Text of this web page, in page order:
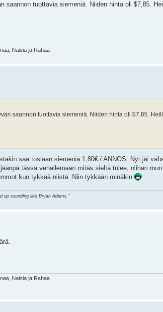
saannon tuottavia siemeniä. Niiden hinta oli $7,85.
Naisia ja Rahaa
saannon tuottavia siemeniä. Niiden hinta oli $7,85.
saa tosiaan siemeniä 1,80€ / ANNOS. Nyt jäi
tässä venailemaan mitäs sieltä tulee, olihan
kun tykkää niistä. Niin tykkään minäkin
up sounding like Bryan Adams."
Naisia ja Rahaa